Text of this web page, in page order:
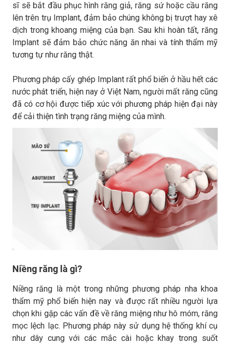
sĩ sẽ bắt đầu phục hình răng giả, răng sứ hoặc cầu răng
lên trên trụ Implant, đảm bảo chúng không bị trượt hay xê
dịch trong khoang miệng của bạn. Sau khi hoàn tất, răng
Implant sẽ đảm bảo chức năng ăn nhai và tính thẩm mỹ
tương tự như răng thật.
Phương pháp cấy ghép Implant rất phổ biến ở hầu hết các
nước phát triển, hiện nay ở Việt Nam, người mất răng cũng
đã có cơ hội được tiếp xúc với phương pháp hiện đại này
để cải thiện tình trạng răng miệng của mình.
Niềng răng là gì?
Niềng răng là một trong những phương pháp nha khoa
thẩm mỹ phổ biến hiện nay và được rất nhiều người lựa
chọn khi gặp các vấn đề về răng miệng như hô móm, răng
mọc lệch lạc. Phương pháp này sử dụng hệ thống khí cụ
như dây cung với các mắc cài hoặc khay trong suốt